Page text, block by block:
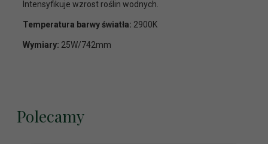
Intensyfikuje wzrost roślin wodnych.
Temperatura barwy światła: 2900K
Wymiary: 25W/742mm
Polecamy